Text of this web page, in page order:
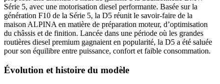
Série 5, avec une motorisation diesel performante. Basée sur la
génération F10 de la Série 5, la D5 réunit le savoir-faire de la
maison ALPINA en matière de préparation moteur, d’optimisation
du châssis et de finition. Lancée dans une période où les grandes
routières diesel premium gagnaient en popularité, la D5 a été saluée
pour son équilibre entre puissance, confort et faible consommation.
Évolution et histoire du modèle